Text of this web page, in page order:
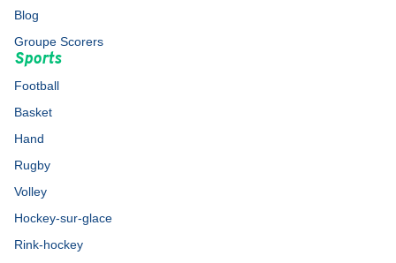
Blog
Groupe Scorers
Sports
Football
Basket
Hand
Rugby
Volley
Hockey-sur-glace
Rink-hockey